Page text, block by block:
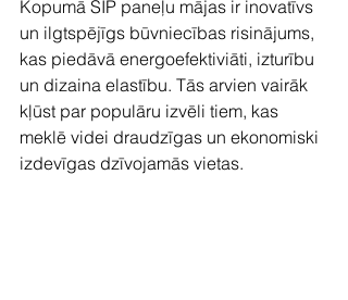
Kopumā SIP paneļu mājas ir inovatīvs
un ilgtspējīgs būvniecības risinājums,
kas piedāvā energoefektiviāti, izturību
un dizaina elastību. Tās arvien vairāk
kļūst par populāru izvēli tiem, kas
meklē videi draudzīgas un ekonomiski
izdevīgas dzīvojamās vietas.